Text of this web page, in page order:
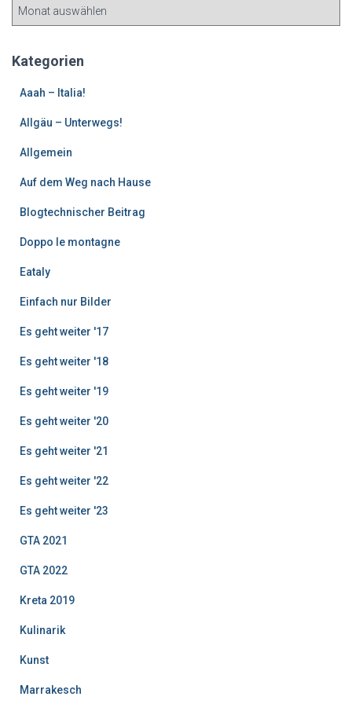
e
Kategorien
Aaah – Italia!
Allgäu – Unterwegs!
Allgemein
Auf dem Weg nach Hause
Blogtechnischer Beitrag
Doppo le montagne
Eataly
Einfach nur Bilder
Es geht weiter '17
Es geht weiter '18
Es geht weiter '19
Es geht weiter '20
Es geht weiter '21
Es geht weiter '22
Es geht weiter '23
GTA 2021
GTA 2022
Kreta 2019
Kulinarik
Kunst
Marrakesch